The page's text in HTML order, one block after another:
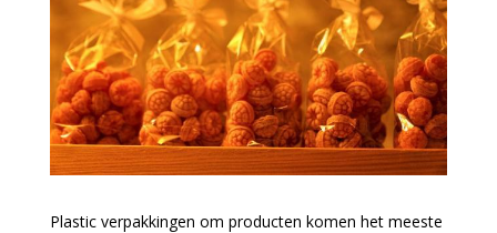
Plastic verpakkingen om producten komen het meeste